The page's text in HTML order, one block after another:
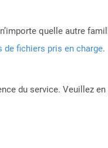
quelle autre
de fichiers pris en charge.
du service. Veuillez